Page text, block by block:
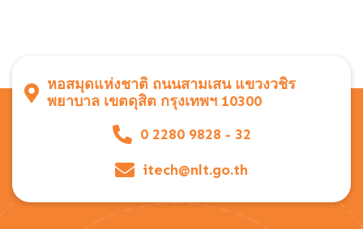
หอสมุดแห่งชาติ ถนนสามเสน แขวงวชิร
พยาบาล เขตดุสิต กรุงเทพฯ 10300
0 2280 9828 - 32
itech@nlt.go.th